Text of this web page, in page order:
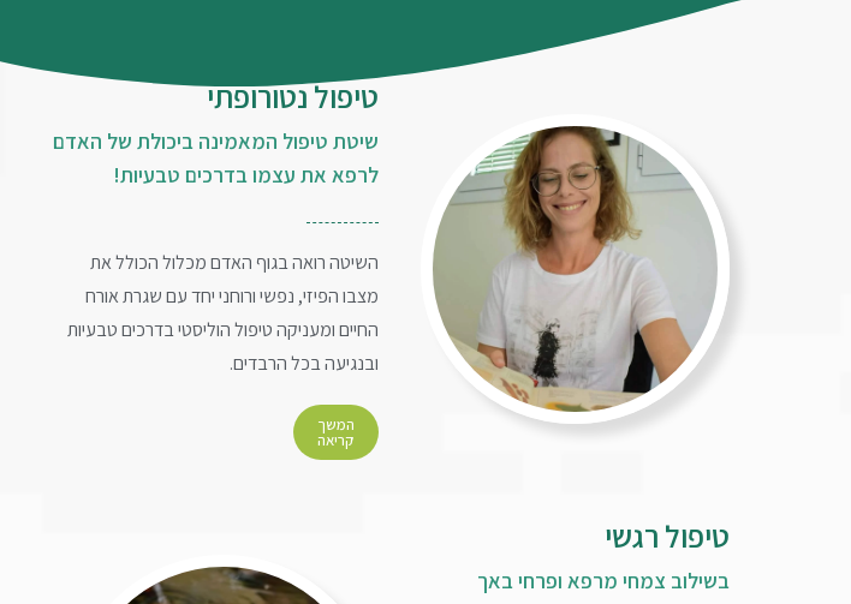
טיפול נטורופתי
שיטת טיפול המאמינה ביכולת של האדם
לרפא את עצמו בדרכים טבעיות!
השיטה רואה בגוף האדם מכלול הכולל את
מצבו הפיזי, נפשי ורוחני יחד עם שגרת אורח
החיים ומעניקה טיפול הוליסטי בדרכים טבעיות
ובנגיעה בכל הרבדים.
המשך
קריאה
טיפול רגשי
בשילוב צמחי מרפא ופרחי באך